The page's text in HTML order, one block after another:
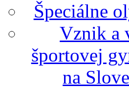
Špeciálne
Vznik a
športovej
na